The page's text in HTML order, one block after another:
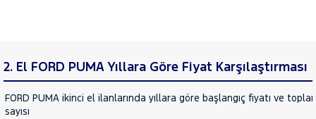
2. El FORD PUMA Yıllara Göre Fiyat Karşılaştırması
FORD PUMA ikinci el ilanlarında yıllara göre başlangıç fiyatı ve
sayısı